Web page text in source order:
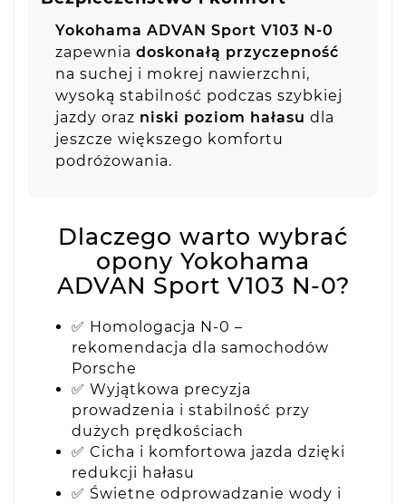
Yokohama ADVAN Sport V103 N-0
zapewnia doskonałą przyczepność
na suchej i mokrej nawierzchni,
wysoką stabilność podczas szybkiej
jazdy oraz niski poziom hałasu dla
jeszcze większego komfortu
podróżowania.
Dlaczego warto wybrać
opony Yokohama
ADVAN Sport V103 N-0?
✅ Homologacja N-0 –
rekomendacja dla samochodów
Porsche
✅ Wyjątkowa precyzja
prowadzenia i stabilność przy
dużych prędkościach
✅ Cicha i komfortowa jazda dzięki
redukcji hałasu
✅ Świetne odprowadzanie wody i